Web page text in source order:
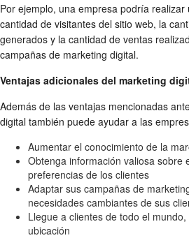
Por ejemplo, una empresa podría realizar
cantidad de visitantes del sitio web, la
generados y la cantidad de ventas
campañas de marketing digital.
Ventajas adicionales del marketing
Además de las ventajas mencionadas
digital también puede ayudar a las
Aumentar el conocimiento de la
Obtenga información valiosa sobre
preferencias de los clientes
Adaptar sus campañas de
necesidades cambiantes de sus
Llegue a clientes de todo el
ubicación